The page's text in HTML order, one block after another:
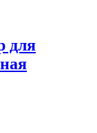
для